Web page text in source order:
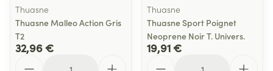
Thuasne
Thuasne Malleo Action Gris
T2
32,96 €
Thuasne
Thuasne Sport Poignet
Neoprene Noir T. Univers.
19,91 €